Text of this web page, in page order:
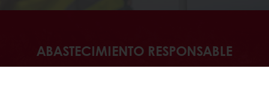
ABASTECIMIENTO RESPONSABLE